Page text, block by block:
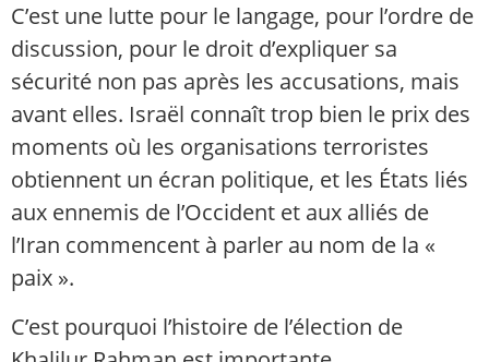
C’est une lutte pour le langage, pour l’ordre de
discussion, pour le droit d’expliquer sa
sécurité non pas après les accusations, mais
avant elles. Israël connaît trop bien le prix des
moments où les organisations terroristes
obtiennent un écran politique, et les États liés
aux ennemis de l’Occident et aux alliés de
l’Iran commencent à parler au nom de la «
paix ».
C’est pourquoi l’histoire de l’élection de